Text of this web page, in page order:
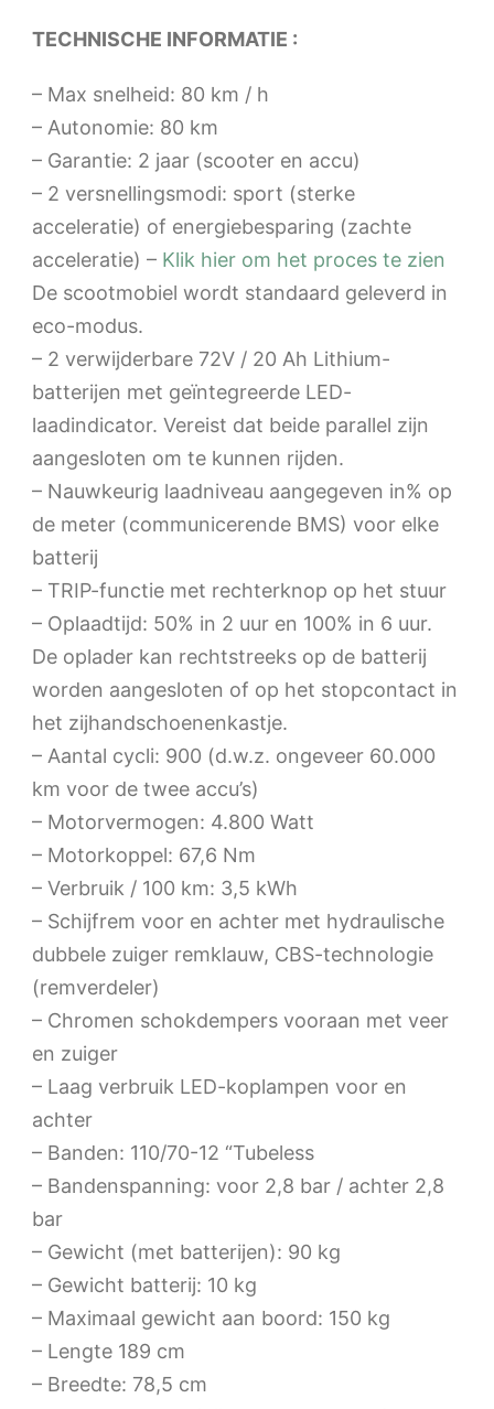
TECHNISCHE INFORMATIE :
– Max snelheid: 80 km / h
– Autonomie: 80 km
– Garantie: 2 jaar (scooter en accu)
– 2 versnellingsmodi: sport (sterke
acceleratie) of energiebesparing (zachte
acceleratie) – Klik hier om het proces te zien
De scootmobiel wordt standaard geleverd in
eco-modus.
– 2 verwijderbare 72V / 20 Ah Lithium-
batterijen met geïntegreerde LED-
laadindicator. Vereist dat beide parallel zijn
aangesloten om te kunnen rijden.
– Nauwkeurig laadniveau aangegeven in% op
de meter (communicerende BMS) voor elke
batterij
– TRIP-functie met rechterknop op het stuur
– Oplaadtijd: 50% in 2 uur en 100% in 6 uur.
De oplader kan rechtstreeks op de batterij
worden aangesloten of op het stopcontact in
het zijhandschoenenkastje.
– Aantal cycli: 900 (d.w.z. ongeveer 60.000
km voor de twee accu’s)
– Motorvermogen: 4.800 Watt
– Motorkoppel: 67,6 Nm
– Verbruik / 100 km: 3,5 kWh
– Schijfrem voor en achter met hydraulische
dubbele zuiger remklauw, CBS-technologie
(remverdeler)
– Chromen schokdempers vooraan met veer
en zuiger
– Laag verbruik LED-koplampen voor en
achter
– Banden: 110/70-12 “Tubeless
– Bandenspanning: voor 2,8 bar / achter 2,8
bar
– Gewicht (met batterijen): 90 kg
– Gewicht batterij: 10 kg
– Maximaal gewicht aan boord: 150 kg
– Lengte 189 cm
– Breedte: 78,5 cm